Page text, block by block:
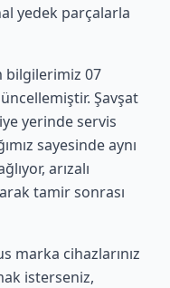
yedek parçalarla
bilgilerimiz 07
Şavşat
yerinde servis
sayesinde aynı
arızalı
tamir sonrası
marka cihazlarınız
isterseniz,